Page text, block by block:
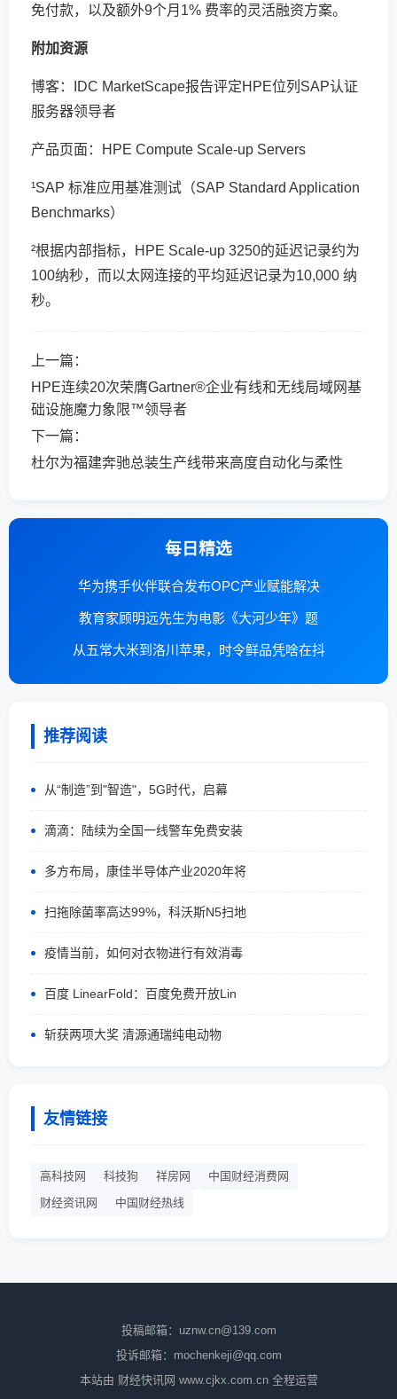
免付款，以及额外9个月1% 费率的灵活融资方案。
附加资源
博客：
IDC MarketScape报告评定HPE位列SAP认证
服务器领导者
产品页面： HPE Compute Scale-up Servers
¹SAP 标准应用基准测试（SAP Standard Application
Benchmarks）
²根据内部指标，HPE Scale-up 3250的延迟记录约为
100纳秒，而以太网连接的平均延迟记录为10,000 纳
秒。
上一篇：
HPE连续20次荣膺Gartner®企业有线和无线局域网基
础设施魔力象限™领导者
下一篇：
杜尔为福建奔驰总装生产线带来高度自动化与柔性
每日精选
华为携手伙伴联合发布OPC产业赋能解决
教育家顾明远先生为电影《大河少年》题
从五常大米到洛川苹果，时令鲜品凭啥在抖
推荐阅读
从“制造”到"智造"，5G时代，启幕
滴滴：陆续为全国一线警车免费安装
多方布局，康佳半导体产业2020年将
扫拖除菌率高达99%，科沃斯N5扫地
疫情当前，如何对衣物进行有效消毒
百度 LinearFold：百度免费开放Lin
斩获两项大奖 清源通瑞纯电动物
友情链接
高科技网 科技狗 祥房网
中国财经消费网
财经资讯网
中国财经热线
投稿邮箱：uznw.cn@139.com
投诉邮箱：mochenkeji@qq.com
本站由 财经快讯网 www.cjkx.com.cn 全程运营